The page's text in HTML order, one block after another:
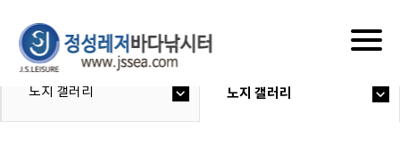
노지 갤러리 노지 갤러리